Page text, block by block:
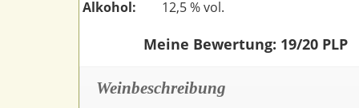
Alkohol:
12,5 % vol.
Meine Bewertung: 19/20 PLP
Weinbeschreibung